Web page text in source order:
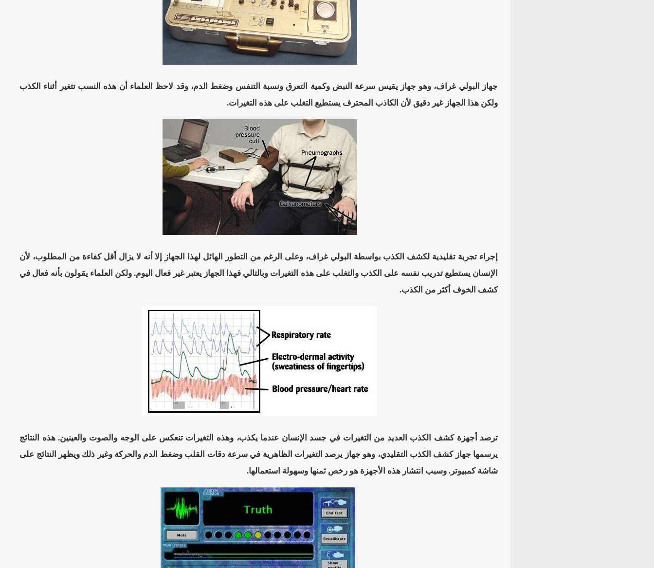
جهاز البولي غراف، وهو جهاز يقيس سرعة النبض وكمية التعرق ونسبة التنفس وضغط الدم، وقد لاحظ العلماء أن هذه النسب تتغير أثناء الكذب
ولكن هذا الجهاز غير دقيق لأن الكاذب المحترف يستطيع التغلب على هذه التغيرات.
إجراء تجربة تقليدية لكشف الكذب بواسطة البولي غراف، وعلى الرغم من التطور الهائل لهذا الجهاز إلا أنه لا يزال أقل كفاءة من المطلوب، لأن
الإنسان يستطيع تدريب نفسه على الكذب والتغلب على هذه التغيرات وبالتالي فهذا الجهاز يعتبر غير فعال اليوم. ولكن العلماء يقولون بأنه فعال في
كشف الخوف أكثر من الكذب.
ترصد أجهزة كشف الكذب العديد من التغيرات في جسد الإنسان عندما يكذب، وهذه التغيرات تنعكس على الوجه والصوت والعينين. هذه النتائج
يرسمها جهاز كشف الكذب التقليدي، وهو جهاز يرصد التغيرات الظاهرية في سرعة دقات القلب وضغط الدم والحركة وغير ذلك ويظهر النتائج على
شاشة كمبيوتر. وسبب انتشار هذه الأجهزة هو رخص ثمنها وسهولة استعمالها.